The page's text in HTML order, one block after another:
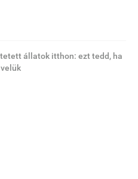
állatok itthon: ezt tedd, ha